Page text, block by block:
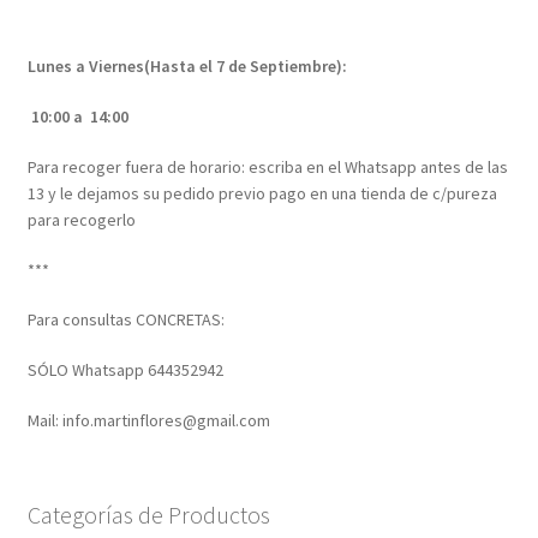
Lunes a Viernes(Hasta el 7 de Septiembre):
10:00 a 14:00
Para recoger fuera de horario: escriba en el Whatsapp antes de las
13 y le dejamos su pedido previo pago en una tienda de c/pureza
para recogerlo
***
Para consultas CONCRETAS:
SÓLO Whatsapp 644352942
Mail: info.martinflores@gmail.com
Categorías de Productos